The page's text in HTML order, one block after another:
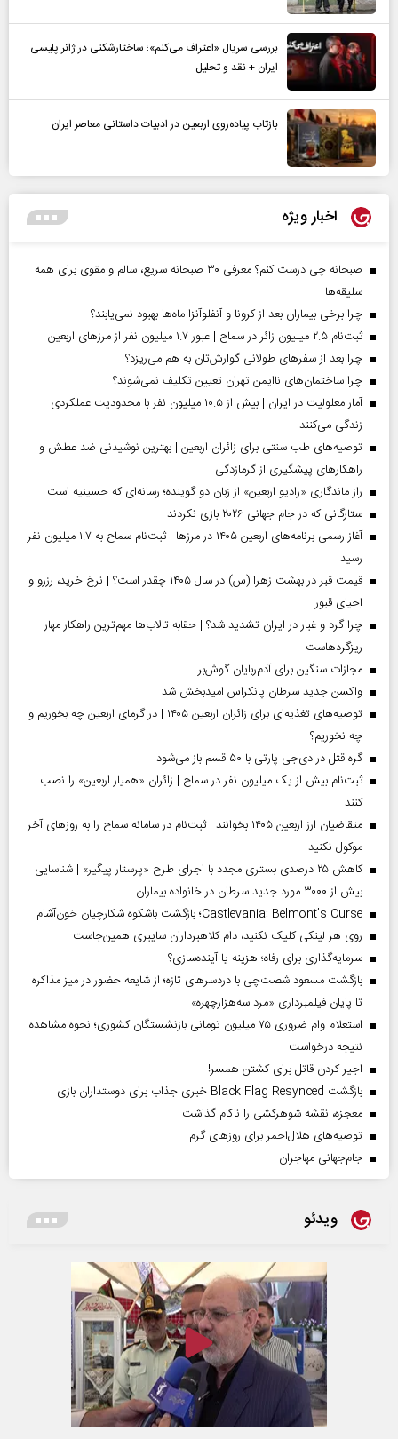
بررسی سریال «اعتراف می‌کنم»؛ ساختارشکنی در ژانر پلیسی
ایران + نقد و تحلیل
بازتاب پیاده‌روی اربعین در ادبیات داستانی معاصر ایران
اخبار ویژه
صبحانه چی درست کنم؟ معرفی ۳۰ صبحانه سریع، سالم و مقوی برای همه
سلیقه‌ها
چرا برخی بیماران بعد از کرونا و آنفلوآنزا ماه‌ها بهبود نمی‌یابند؟
ثبت‌نام ۲.۵ میلیون زائر در سماح | عبور ۱.۷ میلیون نفر از مرز‌های اربعین
چرا بعد از سفرهای طولانی گوارش‌تان به هم می‌ریزد؟
چرا ساختمان‌های ناایمن تهران تعیین تکلیف نمی‌شوند؟
آمار معلولیت در ایران | بیش از ۱۰.۵ میلیون نفر با محدودیت عملکردی
زندگی می‌کنند
توصیه‌های طب سنتی برای زائران اربعین | بهترین نوشیدنی ضد عطش و
راهکارهای پیشگیری از گرمازدگی
راز ماندگاری «رادیو اربعین» از زبان دو گوینده؛ رسانه‌ای که حسینیه است
ستارگانی که در جام جهانی ۲۰۲۶ بازی نکردند
آغاز رسمی برنامه‌های اربعین ۱۴۰۵ در مرز‌ها | ثبت‌نام سماح به ۱.۷ میلیون نفر
رسید
قیمت قبر در بهشت زهرا (س) در سال ۱۴۰۵ چقدر است؟ | نرخ خرید، رزرو و
احیای قبور
چرا گرد و غبار در ایران تشدید شد؟ | حقابه تالاب‌ها مهم‌ترین راهکار مهار
ریزگردهاست
مجازات سنگین برای آدم‌ربایان گوش‌بر
واکسن جدید سرطان پانکراس امیدبخش شد
توصیه‌های تغذیه‌ای برای زائران اربعین ۱۴۰۵ | در گرمای اربعین چه بخوریم و
چه نخوریم؟
گره قتل در دی‌جی پارتی با ۵۰ قسم باز می‌شود
ثبت‌نام بیش از یک میلیون نفر در سماح | زائران «همیار اربعین» را نصب
کنند
متقاضیان ارز اربعین ۱۴۰۵ بخوانند | ثبت‌نام در سامانه سماح را به روز‌های آخر
موکول نکنید
کاهش ۲۵ درصدی بستری مجدد با اجرای طرح «پرستار پیگیر» | شناسایی
بیش از ۳۰۰۰ مورد جدید سرطان در خانواده بیماران
Castlevania: Belmont’s Curse؛ بازگشت باشکوه شکارچیان خون‌آشام
روی هر لینکی کلیک نکنید، دام کلاهبرداران سایبری همین‌جاست
سرمایه‌گذاری برای رفاه؛ هزینه یا آینده‌سازی؟
بازگشت مسعود شصت‌چی با دردسر‌های تازه؛ از شایعه حضور در میز مذاکره
تا پایان فیلمبرداری «مرد سه‌هزارچهره»
استعلام وام ضروری ۷۵ میلیون تومانی بازنشستگان کشوری؛ نحوه مشاهده
نتیجه درخواست
اجیر کردن قاتل برای کشتن همسر!
بازگشت Black Flag Resynced خبری جذاب برای دوستداران بازی
معجزه، نقشه شوهرکشی را ناکام گذاشت
توصیه‌های هلال‌احمر برای روز‌های گرم
جام‌جهانی مهاجران
ویدئو